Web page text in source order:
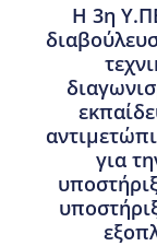
Η 3η
για